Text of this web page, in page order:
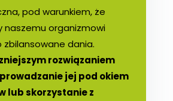
pod warunkiem, że
naszemu organizmowi
dania.
rozwiązaniem
jej pod okiem
lub skorzystanie z